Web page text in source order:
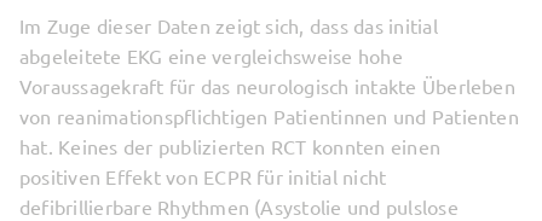
Im Zuge dieser Daten zeigt sich, dass das initial
abgeleitete EKG eine vergleichsweise hohe
Voraussagekraft für das neurologisch intakte Überleben
von reanimationspflichtigen Patientinnen und Patienten
hat. Keines der publizierten RCT konnten einen
positiven Effekt von ECPR für initial nicht
defibrillierbare Rhythmen (Asystolie und pulslose